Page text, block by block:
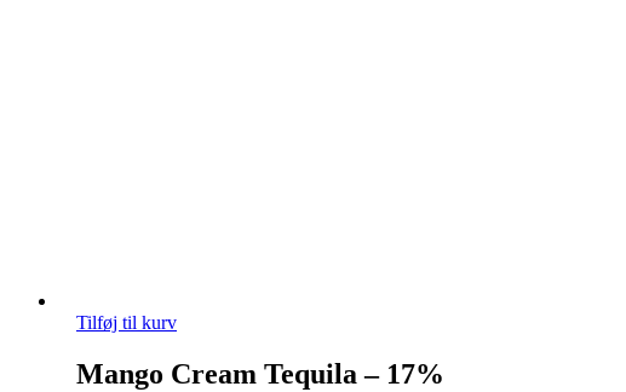
Tilføj til kurv
Mango Cream Tequila – 17%